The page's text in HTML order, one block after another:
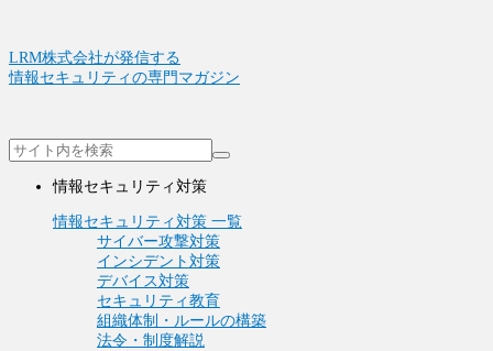
LRM株式会社が発信する
情報セキュリティの専門マガジン
情報セキュリティ対策
情報セキュリティ対策 一覧
サイバー攻撃対策
インシデント対策
デバイス対策
セキュリティ教育
組織体制・ルールの構築
法令・制度解説